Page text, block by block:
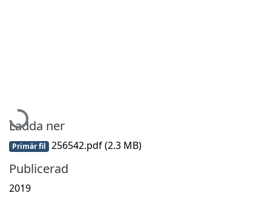
Hämtar...
Ladda ner
Primär fil 256542.pdf(2.3 MB)
Publicerad
2019